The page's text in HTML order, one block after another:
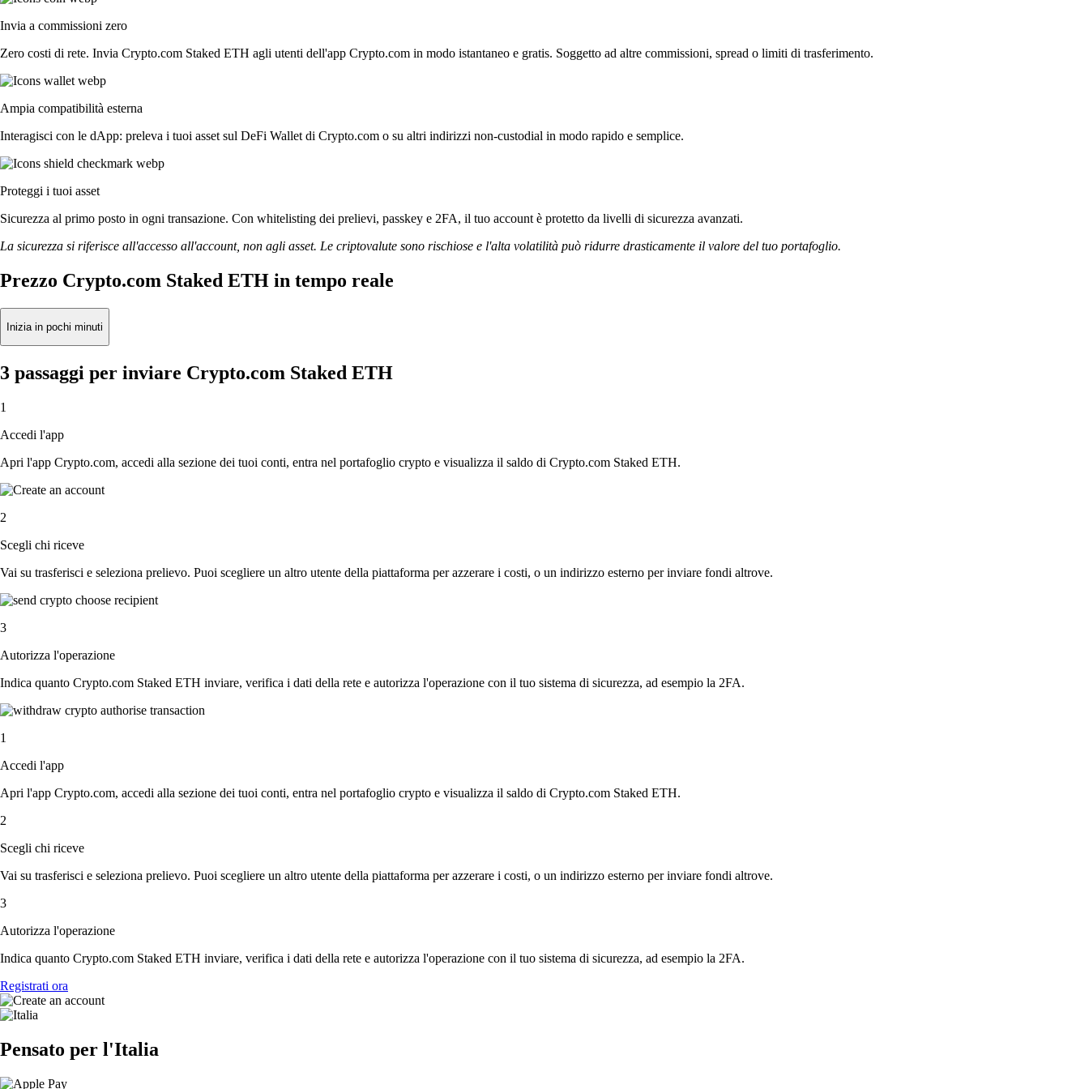
Invia a commissioni zero
Zero costi di rete. Invia Crypto.com Staked ETH agli utenti dell'app Crypto.com in modo istantaneo e gratis. Soggetto ad altre commissioni, spread o limiti di trasferimento.
Ampia compatibilità esterna
Interagisci con le dApp: preleva i tuoi asset sul DeFi Wallet di Crypto.com o su altri indirizzi non-custodial in modo rapido e semplice.
Proteggi i tuoi asset
Sicurezza al primo posto in ogni transazione. Con whitelisting dei prelievi, passkey e 2FA, il tuo account è protetto da livelli di sicurezza avanzati.
La sicurezza si riferisce all'accesso all'account, non agli asset. Le criptovalute sono rischiose e l'alta volatilità può ridurre drasticamente il valore del tuo portafoglio.
Prezzo Crypto.com Staked ETH in tempo reale
Inizia in pochi minuti
3 passaggi per inviare Crypto.com Staked ETH
1
Accedi l'app
Apri l'app Crypto.com, accedi alla sezione dei tuoi conti, entra nel portafoglio crypto e visualizza il saldo di Crypto.com Staked ETH.
2
Scegli chi riceve
Vai su trasferisci e seleziona prelievo. Puoi scegliere un altro utente della piattaforma per azzerare i costi, o un indirizzo esterno per inviare fondi altrove.
3
Autorizza l'operazione
Indica quanto Crypto.com Staked ETH inviare, verifica i dati della rete e autorizza l'operazione con il tuo sistema di sicurezza, ad esempio la 2FA.
1
Accedi l'app
Apri l'app Crypto.com, accedi alla sezione dei tuoi conti, entra nel portafoglio crypto e visualizza il saldo di Crypto.com Staked ETH.
2
Scegli chi riceve
Vai su trasferisci e seleziona prelievo. Puoi scegliere un altro utente della piattaforma per azzerare i costi, o un indirizzo esterno per inviare fondi altrove.
3
Autorizza l'operazione
Indica quanto Crypto.com Staked ETH inviare, verifica i dati della rete e autorizza l'operazione con il tuo sistema di sicurezza, ad esempio la 2FA.
Registrati ora
Pensato per l'Italia